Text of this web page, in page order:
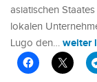
asiatischen
lokalen
Lugo den… weiter